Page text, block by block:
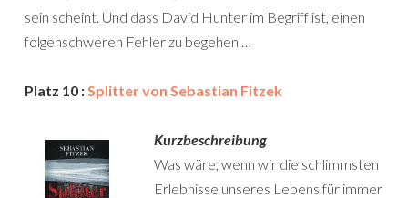
sein scheint. Und dass David Hunter im Begriff ist, einen
folgenschweren Fehler zu begehen …
Platz 10 :Splitter von Sebastian Fitzek
Kurzbeschreibung
Was wäre, wenn wir die schlimmsten
Erlebnisse unseres Lebens für immer